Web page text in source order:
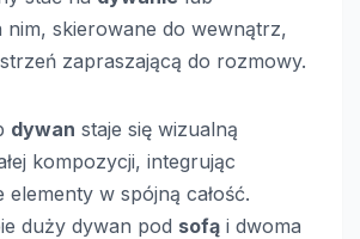
nim, skierowane do wewnątrz,
zapraszającą do rozmowy.
dywan staje się wizualną
kompozycji, integrując
elementy w spójną całość.
duży dywan pod sofą i dwoma